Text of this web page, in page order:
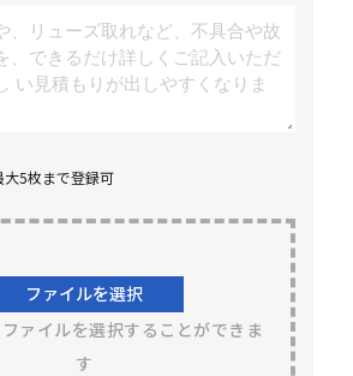
大5枚まで登録可
ファイルを選択
ァイルを選択することができま
す